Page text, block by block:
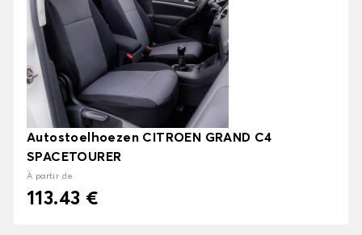
Autostoelhoezen CITROEN GRAND C4
SPACETOURER
À partir de
113.43 €